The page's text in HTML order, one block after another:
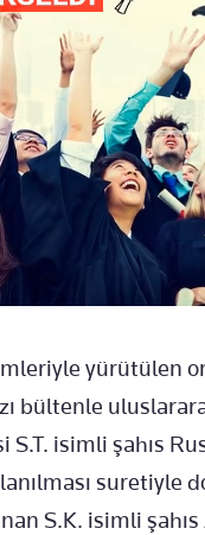
yürütülen
bültenle
isimli şahıs
suretiyle
S.K. isimli